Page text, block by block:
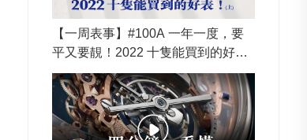
【一周表事】#100A 一年一度，要
平又要靚！2022 十隻能買到的好
表！(上)